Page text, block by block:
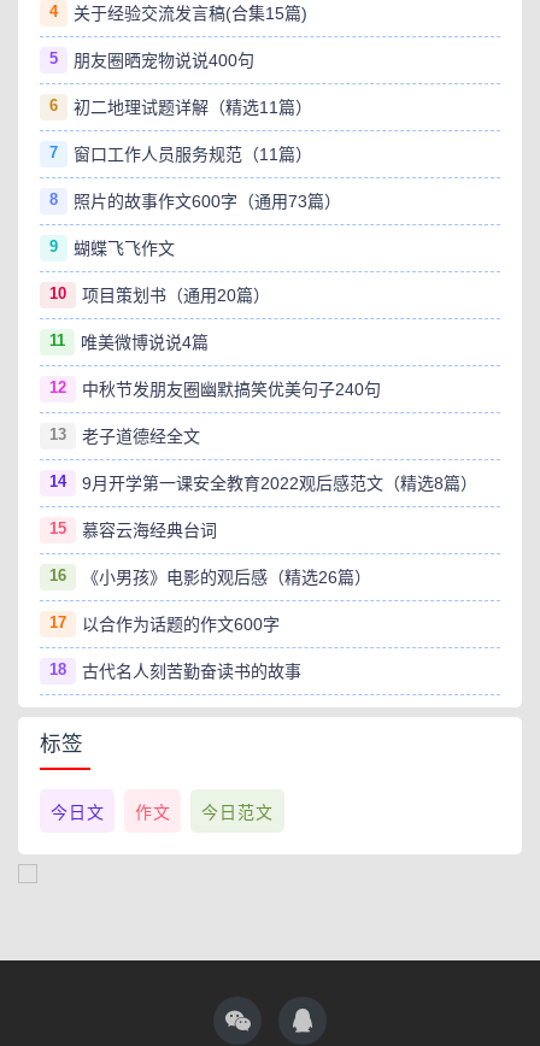
4 关于经验交流发言稿(合集15篇)
5 朋友圈晒宠物说说400句
6 初二地理试题详解（精选11篇）
7 窗口工作人员服务规范（11篇）
8 照片的故事作文600字（通用73篇）
9 蝴蝶飞飞作文
10 项目策划书（通用20篇）
11 唯美微博说说4篇
12 中秋节发朋友圈幽默搞笑优美句子240句
13 老子道德经全文
14 9月开学第一课安全教育2022观后感范文（精选8篇）
15 慕容云海经典台词
16 《小男孩》电影的观后感（精选26篇）
17 以合作为话题的作文600字
18 古代名人刻苦勤奋读书的故事
标签
今日文 作文 今日范文